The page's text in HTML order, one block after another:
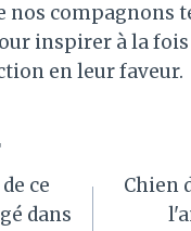
nos compagnons
inspirer à la
en leur faveur.
ce
dans
Chien